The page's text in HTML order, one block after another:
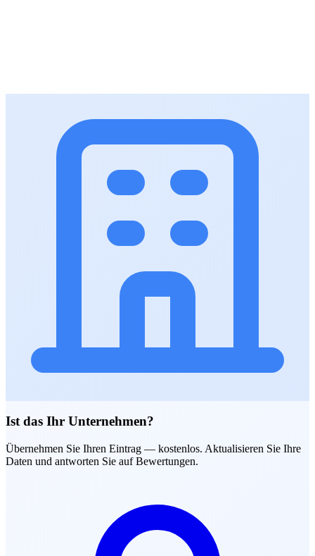
Ist das Ihr Unternehmen?
Übernehmen Sie Ihren Eintrag — kostenlos. Aktualisieren Sie Ihre
Daten und antworten Sie auf Bewertungen.